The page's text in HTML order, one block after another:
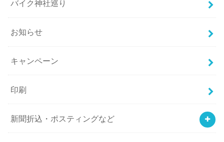
バイク神社巡り
お知らせ
キャンペーン
印刷
新聞折込・ポスティングなど